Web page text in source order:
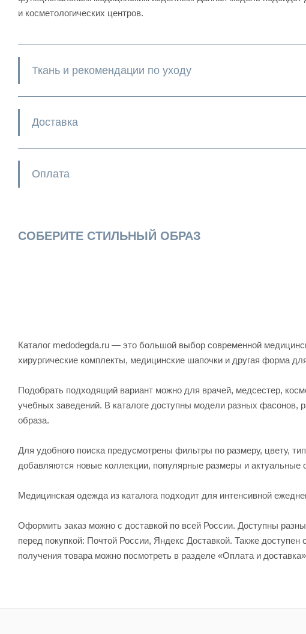
и косметологических центров.
Ткань и рекомендации по уходу
Доставка
Оплата
СОБЕРИТЕ СТИЛЬНЫЙ ОБРАЗ
Каталог medodegda.ru — это большой выбор современной
хирургические комплекты, медицинские шапочки и другая форма
Подобрать подходящий вариант можно для врачей, медсестер,
учебных заведений. В каталоге доступны модели разных фасонов,
образа.
Для удобного поиска предусмотрены фильтры по размеру, цвету,
добавляются новые коллекции, популярные размеры и актуальные
Медицинская одежда из каталога подходит для интенсивной
Оформить заказ можно с доставкой по всей России. Доступны
перед покупкой: Почтой России, Яндекс Доставкой. Также
получения товара можно посмотреть в разделе «Оплата и